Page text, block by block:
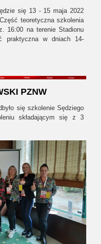
się 13 - 15 maja 2022
teoretyczna szkolenia
16:00 na terenie Stadionu
praktyczna w dniach 14-
PZNW
się szkolenie Sędziego
składającym się z 3